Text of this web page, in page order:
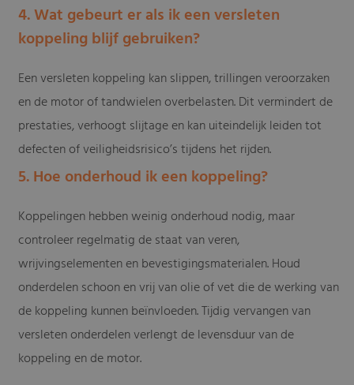
4. Wat gebeurt er als ik een versleten
koppeling blijf gebruiken?
Een versleten koppeling kan slippen, trillingen veroorzaken
en de motor of tandwielen overbelasten. Dit vermindert de
prestaties, verhoogt slijtage en kan uiteindelijk leiden tot
defecten of veiligheidsrisico’s tijdens het rijden.
5. Hoe onderhoud ik een koppeling?
Koppelingen hebben weinig onderhoud nodig, maar
controleer regelmatig de staat van veren,
wrijvingselementen en bevestigingsmaterialen. Houd
onderdelen schoon en vrij van olie of vet die de werking van
de koppeling kunnen beïnvloeden. Tijdig vervangen van
versleten onderdelen verlengt de levensduur van de
koppeling en de motor.